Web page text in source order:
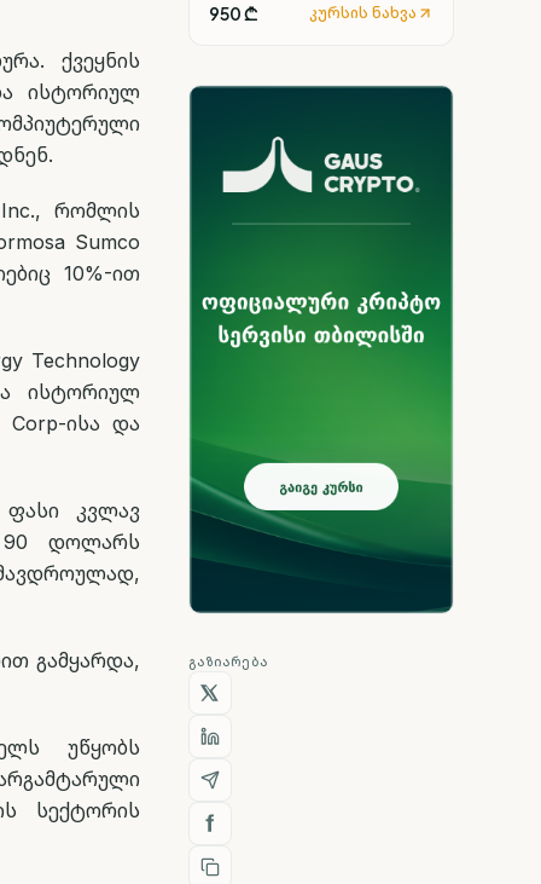
ქვეყნის
ისტორიულ
რომლის
Sumco
10%-ით
Technology
ისტორიულ
Corp-ისა და
ფასი კვლავ
90 დოლარს
გამყარდა,
უწყობს
სექტორის
950 ₾ კურსის ნახვა
ᲒᲐᲖᲘᲐᲠᲔᲑᲐ